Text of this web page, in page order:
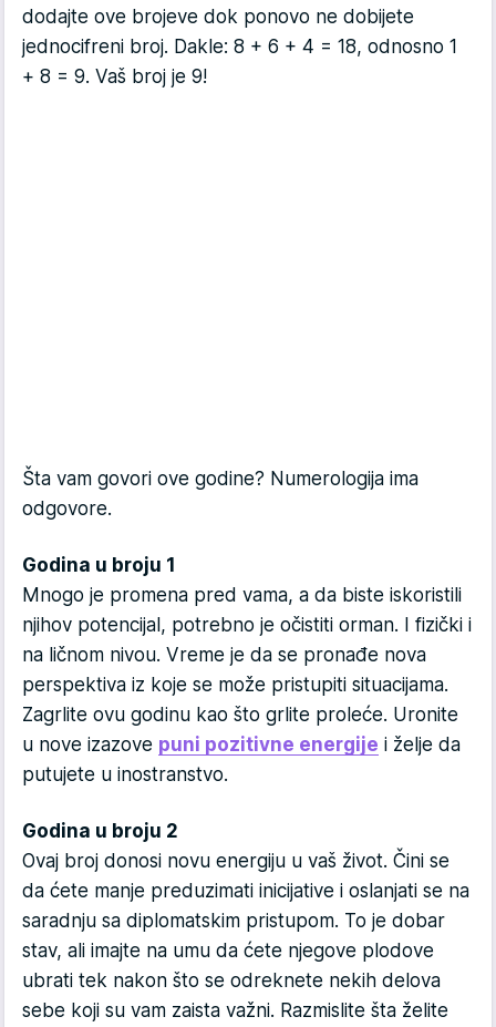
dodajte ove brojeve dok ponovo ne dobijete
jednocifreni broj. Dakle: 8 + 6 + 4 = 18, odnosno 1
+ 8 = 9. Vaš broj je 9!
Šta vam govori ove godine? Numerologija ima
odgovore.
Godina u broju 1
Mnogo je promena pred vama, a da biste iskoristili
njihov potencijal, potrebno je očistiti orman. I fizički i
na ličnom nivou. Vreme je da se pronađe nova
perspektiva iz koje se može pristupiti situacijama.
Zagrlite ovu godinu kao što grlite proleće. Uronite
u nove izazove puni pozitivne energije i želje da
putujete u inostranstvo.
Godina u broju 2
Ovaj broj donosi novu energiju u vaš život. Čini se
da ćete manje preduzimati inicijative i oslanjati se na
saradnju sa diplomatskim pristupom. To je dobar
stav, ali imajte na umu da ćete njegove plodove
ubrati tek nakon što se odreknete nekih delova
sebe koji su vam zaista važni. Razmislite šta želite